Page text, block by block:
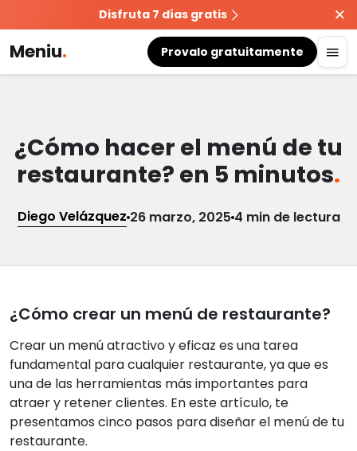
Disfruta 7 días gratis
Meniu. Provalo gratuitamente
¿Cómo hacer el menú de tu
restaurante? en 5 minutos.
Diego Velázquez26 marzo, 20254 min de lectura
¿Cómo crear un menú de restaurante?
Crear un menú atractivo y eficaz es una tarea
fundamental para cualquier restaurante, ya que es
una de las herramientas más importantes para
atraer y retener clientes. En este artículo, te
presentamos cinco pasos para diseñar el menú de tu
restaurante.